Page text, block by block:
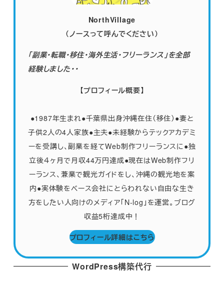
NorthVillage
（ノースって呼んでください）
「副業・転職・移住・海外生活・フリーランス」を全部
経験しました・・
【プロフィール概要】
●1987年生まれ●千葉県出身沖縄在住（移住）●妻と
子供2人の4人家族●主夫●未経験からテックアカデミ
ーを受講し、副業を経てWeb制作フリーランスに●独
立後４ヶ月で月収44万円達成●現在はWeb制作フリ
ーランス、兼業で観光ガイドをし、沖縄の観光地を案
内●実体験をベース会社にとらわれない自由な生き
方をしたい人向けのメディア「N-log」を運営。ブログ
収益5桁達成中！
プロフィール詳細はこちら
WordPress構築代行